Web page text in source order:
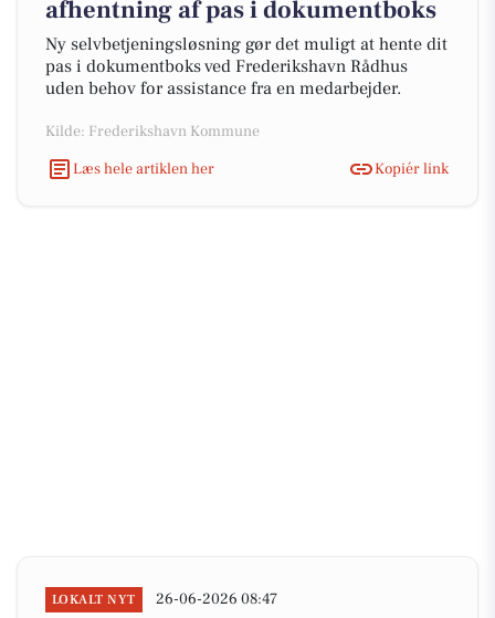
afhentning af pas i dokumentboks
Ny selvbetjeningsløsning gør det muligt at hente dit
pas i dokumentboks ved Frederikshavn Rådhus
uden behov for assistance fra en medarbejder.
Kilde: Frederikshavn Kommune
Læs hele artiklen her
Kopiér link
LOKALT NYT 26-06-2026 08:47